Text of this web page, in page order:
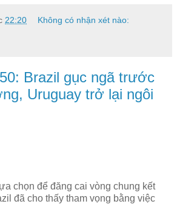
22:20 Không có nhận xét nào:
Brazil gục ngã trước
Uruguay trở lại ngôi
chọn để đăng cai vòng chung kết
đã cho thấy tham vọng bằng việc